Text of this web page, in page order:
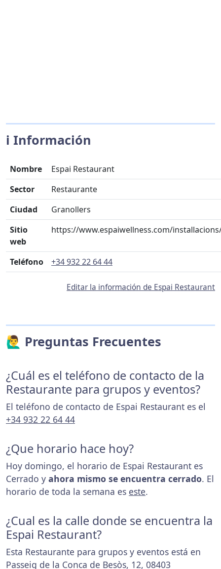
ℹ️ Información
Nombre
Espai Restaurant
Sector
Restaurante
Ciudad
Granollers
Sitio
web
https://www.espaiwellness.com/
Teléfono +34 932 22 64 44
Editar la información de Espai Restaurant
🙋‍♂️ Preguntas Frecuentes
¿Cuál es el teléfono de contacto de la
Restaurante para grupos y eventos?
El teléfono de contacto de Espai Restaurant es el
+34 932 22 64 44
¿Que horario hace hoy?
Hoy domingo, el horario de Espai Restaurant es
Cerrado y ahora mismo se encuentra cerrado. El
horario de toda la semana es este.
¿Cual es la calle donde se encuentra la
Espai Restaurant?
Esta Restaurante para grupos y eventos está en
Passeig de la Conca de Besòs, 12, 08403